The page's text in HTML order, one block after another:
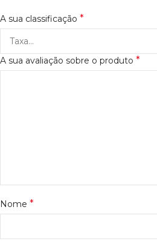
A sua classificação *
A sua avaliação sobre o produto *
Nome *